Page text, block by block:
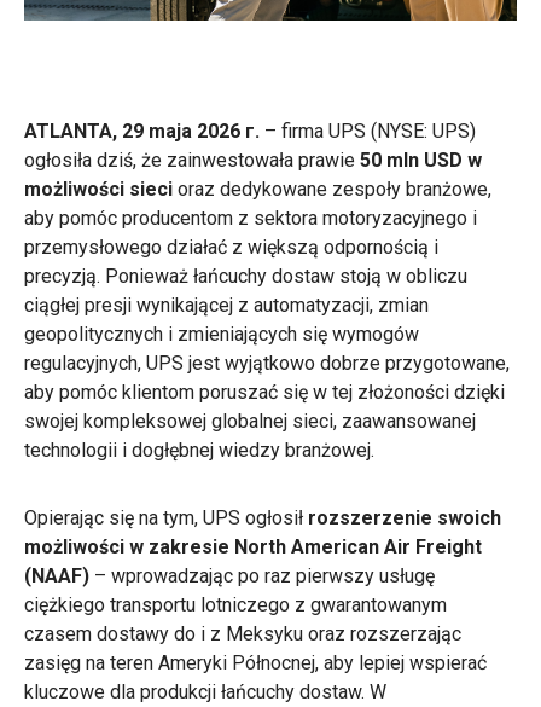
ATLANTA, 29 maja 2026 г. – firma UPS (NYSE: UPS)
ogłosiła dziś, że zainwestowała prawie 50 mln USD w
możliwości sieci oraz dedykowane zespoły branżowe,
aby pomóc producentom z sektora motoryzacyjnego i
przemysłowego działać z większą odpornością i
precyzją. Ponieważ łańcuchy dostaw stoją w obliczu
ciągłej presji wynikającej z automatyzacji, zmian
geopolitycznych i zmieniających się wymogów
regulacyjnych, UPS jest wyjątkowo dobrze przygotowane,
aby pomóc klientom poruszać się w tej złożoności dzięki
swojej kompleksowej globalnej sieci, zaawansowanej
technologii i dogłębnej wiedzy branżowej.
Opierając się na tym, UPS ogłosił rozszerzenie swoich
możliwości w zakresie North American Air Freight
(NAAF) – wprowadzając po raz pierwszy usługę
ciężkiego transportu lotniczego z gwarantowanym
czasem dostawy do i z Meksyku oraz rozszerzając
zasięg na teren Ameryki Północnej, aby lepiej wspierać
kluczowe dla produkcji łańcuchy dostaw. W